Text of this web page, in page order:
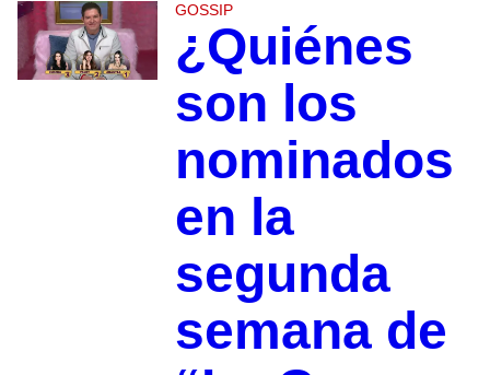
GOSSIP
¿Quiénes
son los
nominados
en la
segunda
semana de